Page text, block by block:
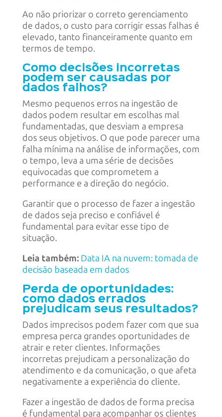
Ao não priorizar o correto gerenciamento
de dados, o custo para corrigir essas falhas é
elevado, tanto financeiramente quanto em
termos de tempo.
Como decisões incorretas
podem ser causadas por
dados falhos?
Mesmo pequenos erros na ingestão de
dados podem resultar em escolhas mal
fundamentadas, que desviam a empresa
dos seus objetivos. O que pode parecer uma
falha mínima na análise de informações, com
o tempo, leva a uma série de decisões
equivocadas que comprometem a
performance e a direção do negócio.
Garantir que o processo de fazer a ingestão
de dados seja preciso e confiável é
fundamental para evitar esse tipo de
situação.
Leia também: Data IA na nuvem: tomada de
decisão baseada em dados
Perda de oportunidades:
como dados errados
prejudicam seus resultados?
Dados imprecisos podem fazer com que sua
empresa perca grandes oportunidades de
atrair e reter clientes. Informações
incorretas prejudicam a personalização do
atendimento e da comunicação, o que afeta
negativamente a experiência do cliente.
Fazer a ingestão de dados de forma precisa
é fundamental para acompanhar os clientes